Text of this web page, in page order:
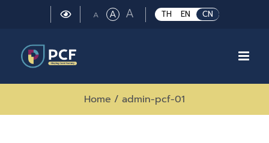
TH EN CN
A Small
ARegular
ALarge
font
Home / admin-pcf-01